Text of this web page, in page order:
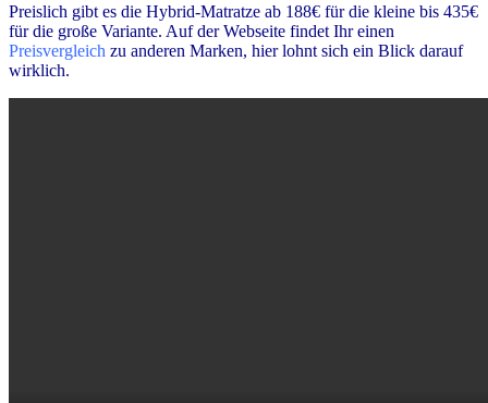
Preislich gibt es die Hybrid-Matratze ab 188€ für die kleine bis 435€
für die große Variante. Auf der Webseite findet Ihr einen
Preisvergleich zu anderen Marken, hier lohnt sich ein Blick darauf
wirklich.